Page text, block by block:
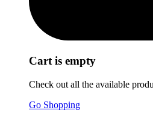
Cart is empty
Check out all the available
Go Shopping